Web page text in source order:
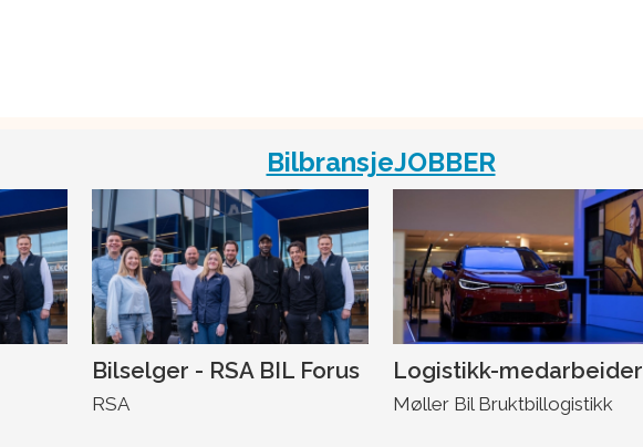
BilbransjeJOBBER
Bilselger - RSA BIL Forus
RSA
Logistikk-medarbeider
Møller Bil Bruktbillogistikk